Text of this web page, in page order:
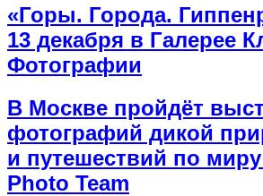
«Горы. Города.
13 декабря в Галерее
Фотографии
В Москве пройдёт
фотографий дикой
и путешествий по
Photo Team